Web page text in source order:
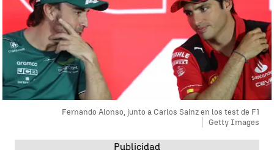
Fernando Alonso, junto a Carlos Sainz en los test de F1
Getty Images